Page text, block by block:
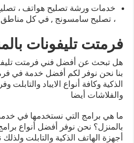
خدمات ورشة تصليح هواتف ،
، تصليح سامسونج , في كل مناطق
فرمتت تليفونات
هل تبحث عن أفضل فني فرمتت
بنا نحن نوفر لكم أفضل خدمة في
الذكية وكافة أنواع الايباد والتابلت
والفلاشات أيضا
ما هي برامج التي نستخدمها في
بالمنزل؟ نحن نوفر أفضل أنواع
أجهزة الهاتف الذكية والتابلت